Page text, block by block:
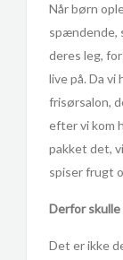
Når børn
spændende,
deres leg,
live på. Da
frisørsalon,
efter vi kom
pakket det,
spiser frugt
Derfor
Det er ikke